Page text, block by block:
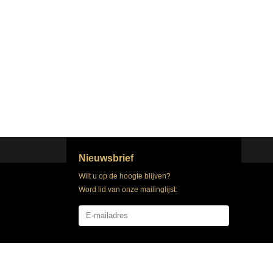
Nieuwsbrief
Wilt u op de hoogte blijven?
Word lid van onze mailinglijst: